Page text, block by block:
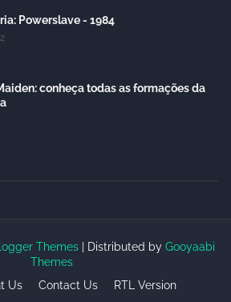
Powerslave - 1984
conheça todas as formações da
Themes| Distributed by Gooyaabi
Themes
Us Contact Us RTL Version